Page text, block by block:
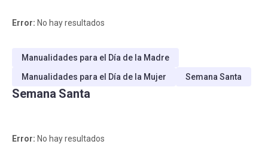
Error: No hay resultados
Manualidades para el Día de la Madre
Manualidades para el Día de la Mujer
Semana Santa
Semana Santa
Error: No hay resultados